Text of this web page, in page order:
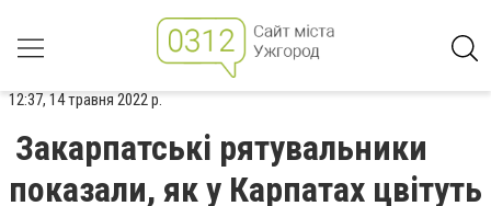
12:37, 14 травня 2022 р.
Закарпатські рятувальники
показали, як у Карпатах цвітуть